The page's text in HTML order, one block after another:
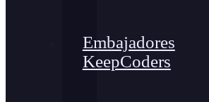
Embajadores
KeepCoders